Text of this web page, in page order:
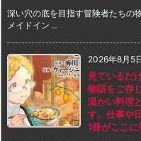
深い穴の底を目指す冒険者たちの
メイドイン ...
2026年8月5
見ているだ
物語をご存
温かい料理
す。仕事や
1冊がここに